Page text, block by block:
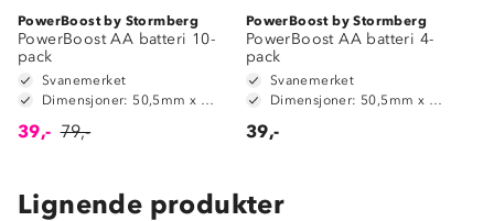
PowerBoost by Stormberg
PowerBoost AA batteri 10-
pack
Svanemerket
39,- 79,-
PowerBoost by Stormberg
PowerBoost AA batteri 4-
pack
Svanemerket
39,-
Lignende produkter